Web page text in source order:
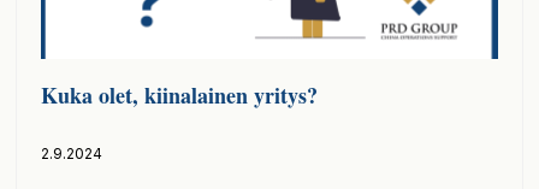
Kuka olet, kiinalainen yritys?
2.9.2024